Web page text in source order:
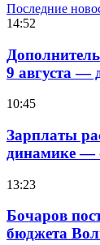
Последние
14:52
9 августа —
10:45
Зарплаты
динамике —
13:23
Бочаров
бюджета